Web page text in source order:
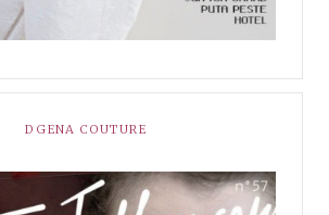
DGENA COUTURE